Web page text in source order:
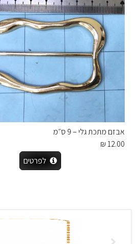
אבזם מתכת גלי – 9 ס״מ
12.00 ₪
לפרטים